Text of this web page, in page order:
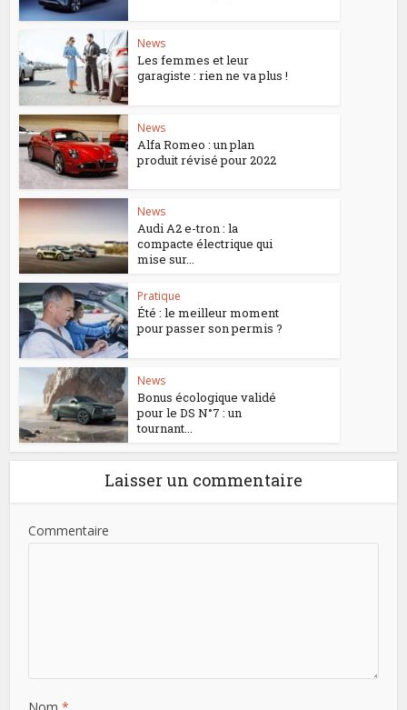
News
Les femmes et leur
garagiste : rien ne va plus !
News
Alfa Romeo : un plan
produit révisé pour 2022
News
Audi A2 e-tron : la
compacte électrique qui
mise sur...
Pratique
Été : le meilleur moment
pour passer son permis ?
News
Bonus écologique validé
pour le DS N°7 : un
tournant...
Laisser un commentaire
Commentaire
Nom*